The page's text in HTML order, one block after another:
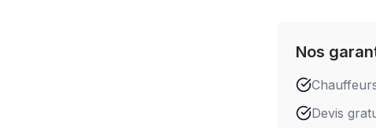
Nos
Devis